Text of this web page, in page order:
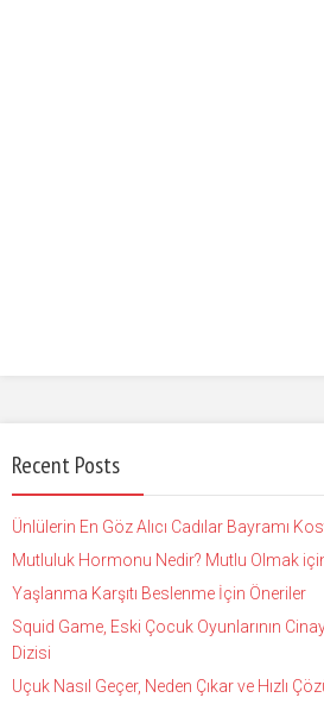
Recent Posts
Ünlülerin En Göz Alıcı Cadılar Bayramı
Mutluluk Hormonu Nedir? Mutlu Olmak için
Yaşlanma Karşıtı Beslenme İçin Öneriler
Squid Game, Eski Çocuk Oyunlarının
Dizisi
Uçuk Nasıl Geçer, Neden Çıkar ve Hızlı